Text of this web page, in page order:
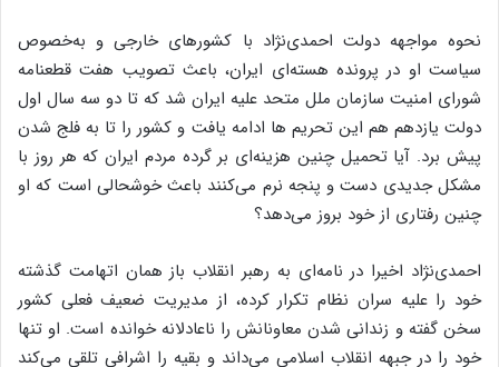
نحوه مواجهه دولت احمدی‌نژاد با کشورهای خارجی و به‌خصوص
سیاست او در پرونده هسته‌ای ایران، باعث تصویب هفت قطعنامه
شورای امنیت سازمان ملل متحد علیه ایران شد که تا دو سه سال اول
دولت یازدهم هم این تحریم ها ادامه یافت و کشور را تا به فلج شدن
پیش برد. آیا تحمیل چنین هزینه‌ای بر گرده مردم ایران که هر روز با
مشکل جدیدی دست و پنجه نرم می‌کنند باعث خوشحالی است که او
چنین رفتاری از خود بروز می‌دهد؟
احمدی‌نژاد اخیرا در نامه‌ای به رهبر انقلاب باز همان اتهامت گذشته
خود را علیه سران نظام تکرار کرده، از مدیریت ضعیف فعلی کشور
سخن گفته و زندانی شدن معاونانش را ناعادلانه خوانده است. او تنها
خود را در جبهه انقلاب اسلامی می‌داند و بقیه را اشرافی تلقی می‌کند